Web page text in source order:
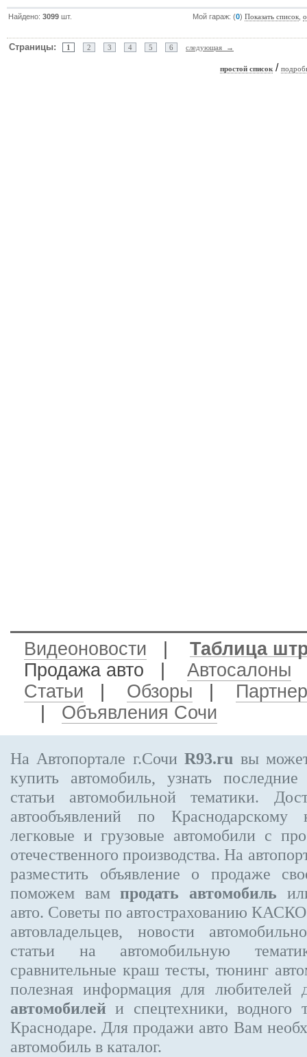
Найдено:3099 шт. Мой гараж: (0)Показать список ,
Страницы: 1 2 3 4 5 6 следующая →
простой список /
Видеоновости
Таблица
Продажа авто
Автосалоны
Статьи
Обзоры
Объявления Сочи
На Автопортале г.СочиR93.ru вы
купить автомобиль, узнать
статьи автомобильной тематики.
автообъявлений по
легковые и грузовые автомобили с
отечественного производства. На
разместить объявление о продаже
поможем вампродать автомобиль
авто. Советы по автострахованию
автовладельцев, новости
статьи на автомобильную
сравнительные краш тесты, тюнинг
полезная информация для любителей
автомобилей и спецтехники, водного
Краснодаре. Для продажи авто Вам
автомобиль в каталог.